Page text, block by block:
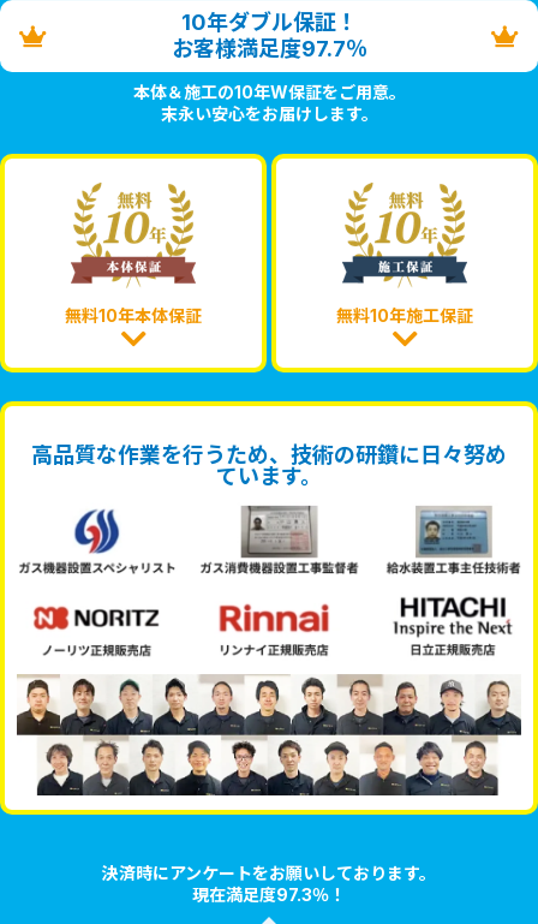
10年ダブル保証！
お客様満足度97.7％
本体＆施工の10年W保証をご用意。
末永い安心をお届けします。
無料10年本体保証 無料10年施工保証
高品質な作業を行うため、技術の研鑽に日々努め
ています。
決済時にアンケートをお願いしております。
現在満足度97.3％！